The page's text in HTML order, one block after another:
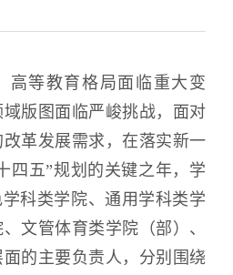
高等教育格局面临重大变
版图面临严峻挑战，面对
革发展需求，在落实新一
四五”规划的关键之年，学
科类学院、通用学科类学
文管体育类学院（部）、
的主要负责人，分别围绕